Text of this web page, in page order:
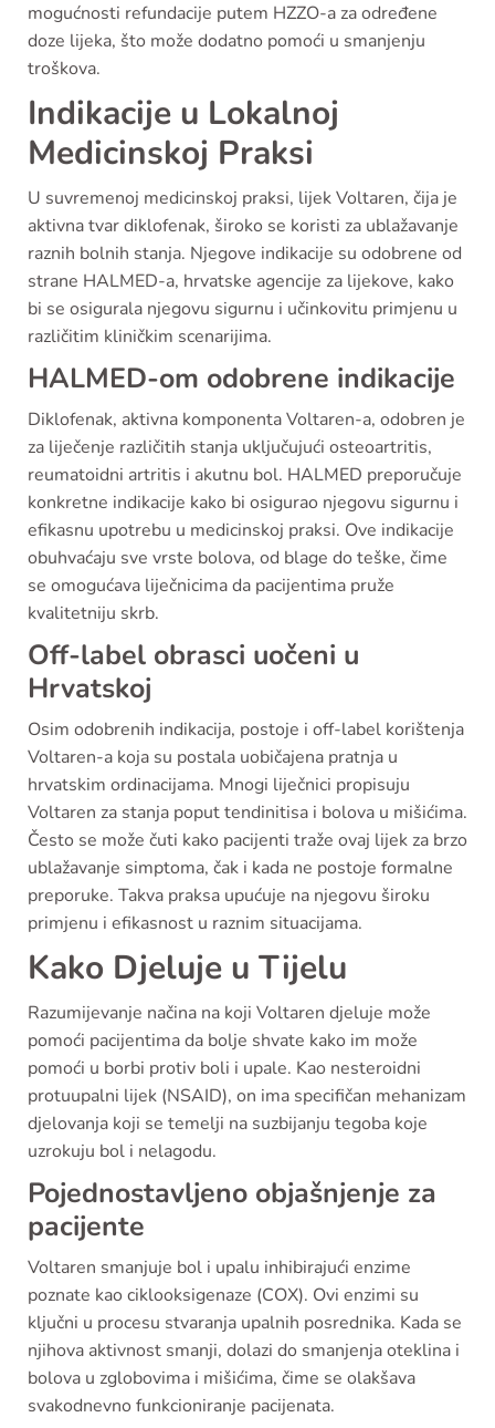
mogućnosti refundacije putem HZZO-a za određene
doze lijeka, što može dodatno pomoći u smanjenju
troškova.
Indikacije u Lokalnoj
Medicinskoj Praksi
U suvremenoj medicinskoj praksi, lijek Voltaren, čija je
aktivna tvar diklofenak, široko se koristi za ublažavanje
raznih bolnih stanja. Njegove indikacije su odobrene od
strane HALMED-a, hrvatske agencije za lijekove, kako
bi se osigurala njegovu sigurnu i učinkovitu primjenu u
različitim kliničkim scenarijima.
HALMED-om odobrene indikacije
Diklofenak, aktivna komponenta Voltaren-a, odobren je
za liječenje različitih stanja uključujući osteoartritis,
reumatoidni artritis i akutnu bol. HALMED preporučuje
konkretne indikacije kako bi osigurao njegovu sigurnu i
efikasnu upotrebu u medicinskoj praksi. Ove indikacije
obuhvaćaju sve vrste bolova, od blage do teške, čime
se omogućava liječnicima da pacijentima pruže
kvalitetniju skrb.
Off-label obrasci uočeni u
Hrvatskoj
Osim odobrenih indikacija, postoje i off-label korištenja
Voltaren-a koja su postala uobičajena pratnja u
hrvatskim ordinacijama. Mnogi liječnici propisuju
Voltaren za stanja poput tendinitisa i bolova u mišićima.
Često se može čuti kako pacijenti traže ovaj lijek za brzo
ublažavanje simptoma, čak i kada ne postoje formalne
preporuke. Takva praksa upućuje na njegovu široku
primjenu i efikasnost u raznim situacijama.
Kako Djeluje u Tijelu
Razumijevanje načina na koji Voltaren djeluje može
pomoći pacijentima da bolje shvate kako im može
pomoći u borbi protiv boli i upale. Kao nesteroidni
protuupalni lijek (NSAID), on ima specifičan mehanizam
djelovanja koji se temelji na suzbijanju tegoba koje
uzrokuju bol i nelagodu.
Pojednostavljeno objašnjenje za
pacijente
Voltaren smanjuje bol i upalu inhibirajući enzime
poznate kao ciklooksigenaze (COX). Ovi enzimi su
ključni u procesu stvaranja upalnih posrednika. Kada se
njihova aktivnost smanji, dolazi do smanjenja oteklina i
bolova u zglobovima i mišićima, čime se olakšava
svakodnevno funkcioniranje pacijenata.